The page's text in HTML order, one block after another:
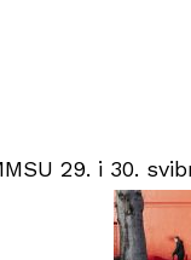
29. i 30.